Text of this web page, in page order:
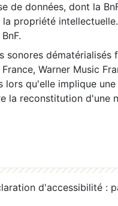
de données, dont la
propriété
sonores
Warner Music
qu'elle implique
la reconstitution d'une
d'accessibilité :